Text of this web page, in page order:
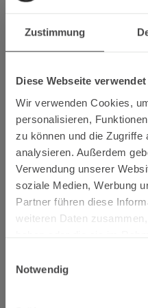
Zustimmung
Diese Webseite
Wir verwenden Cookies,
personalisieren,
zu können und die Zugriffe
analysieren. Außerdem
Verwendung unserer
soziale Medien, Werbung
Partner führen diese
weiteren Daten
Notwendig
Kategorie Elbling
Weingut Apel, Nittel
Biewers, Tawern-Fellerich
Platz 3: 2025 Liter Elbling
Apel, Nittel
Kategorie Riesling
Platz 1: 2025 Saar Riesling
Margarethenhof, Ayl
Platz 2: 2025 Liter Riesling
Weingut Zur Burg, Klüsserath
2025 „Grauschiefer“